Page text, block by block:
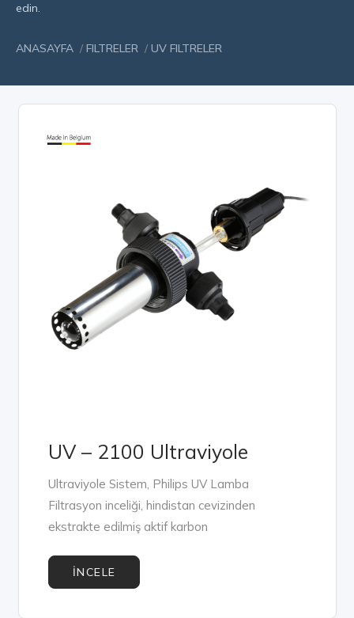
edin.
ANASAYFA / FILTRELER / UV FILTRELER
UV – 2100 Ultraviyole
Ultraviyole Sistem, Philips UV Lamba
Filtrasyon inceliği, hindistan cevizinden
ekstrakte edilmiş aktif karbon
İNCELE